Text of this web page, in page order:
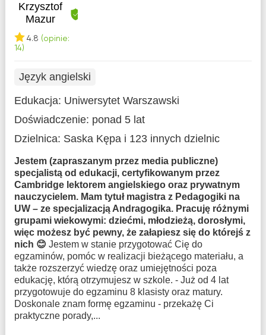
Krzysztof
Mazur
4.8 (opinie:
14)
Język angielski
Edukacja: Uniwersytet Warszawski
Doświadczenie: ponad 5 lat
Dzielnica: Saska Kępai 123 innych dzielnic
Jestem (zapraszanym przez media publiczne)
specjalistą od edukacji, certyfikowanym przez
Cambridge lektorem angielskiego oraz prywatnym
nauczycielem. Mam tytuł magistra z Pedagogiki na
UW – ze specjalizacją Andragogika. Pracuję różnymi
grupami wiekowymi: dziećmi, młodzieżą, dorosłymi,
więc możesz być pewny, że załapiesz się do którejś z
nich 😊 Jestem w stanie przygotować Cię do
egzaminów, pomóc w realizacji bieżącego materiału, a
także rozszerzyć wiedzę oraz umiejętności poza
edukację, którą otrzymujesz w szkole. - Już od 4 lat
przygotowuje do egzaminu 8 klasisty oraz matury.
Doskonale znam formę egzaminu - przekażę Ci
praktyczne porady,...